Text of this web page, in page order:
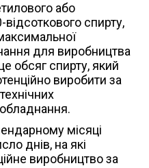
або
відсоткового спирту,
для виробництва
обсяг спирту, який
виробити за
місяці
днів, на які
виробництво за